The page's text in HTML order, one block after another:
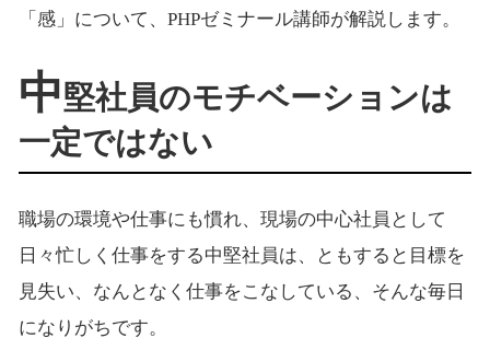
「感」について、PHPゼミナール講師が解説します。
中堅社員のモチベーションは
一定ではない
職場の環境や仕事にも慣れ、現場の中心社員として
日々忙しく仕事をする中堅社員は、ともすると目標を
見失い、なんとなく仕事をこなしている、そんな毎日
になりがちです。